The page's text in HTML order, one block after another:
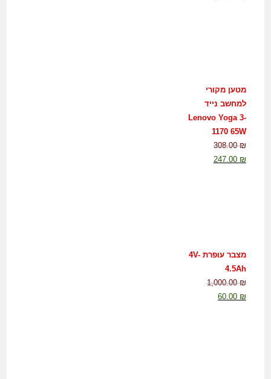
מטען מקורי
למחשב נייד
Lenovo Yoga 3-
1170 65W
308.00₪
247.00 ₪
מצבר עופרת 4V-
4.5Ah
1,000.00₪
60.00 ₪